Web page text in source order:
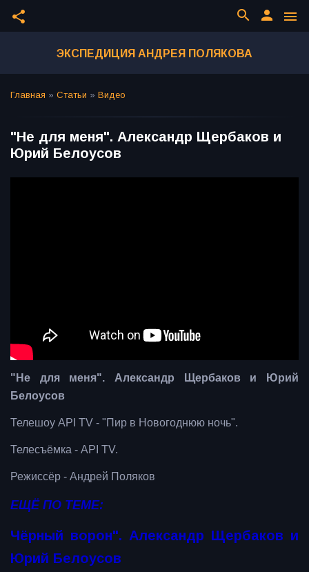
share menu
person
search
ЭКСПЕДИЦИЯ АНДРЕЯ ПОЛЯКОВА
Главная » Статьи » Видео
"Не для меня". Александр Щербаков и
Юрий Белоусов
"Не для меня". Александр Щербаков и Юрий
Белоусов
Телешоу API TV - "Пир в Новогоднюю ночь".
Телесъёмка - API TV.
Режиссёр - Андрей Поляков
ЕЩЁ ПО ТЕМЕ:
Чёрный ворон". Александр Щербаков и
Юрий Белоусов